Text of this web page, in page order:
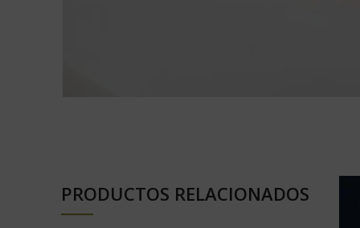
PRODUCTOS RELACIONADOS